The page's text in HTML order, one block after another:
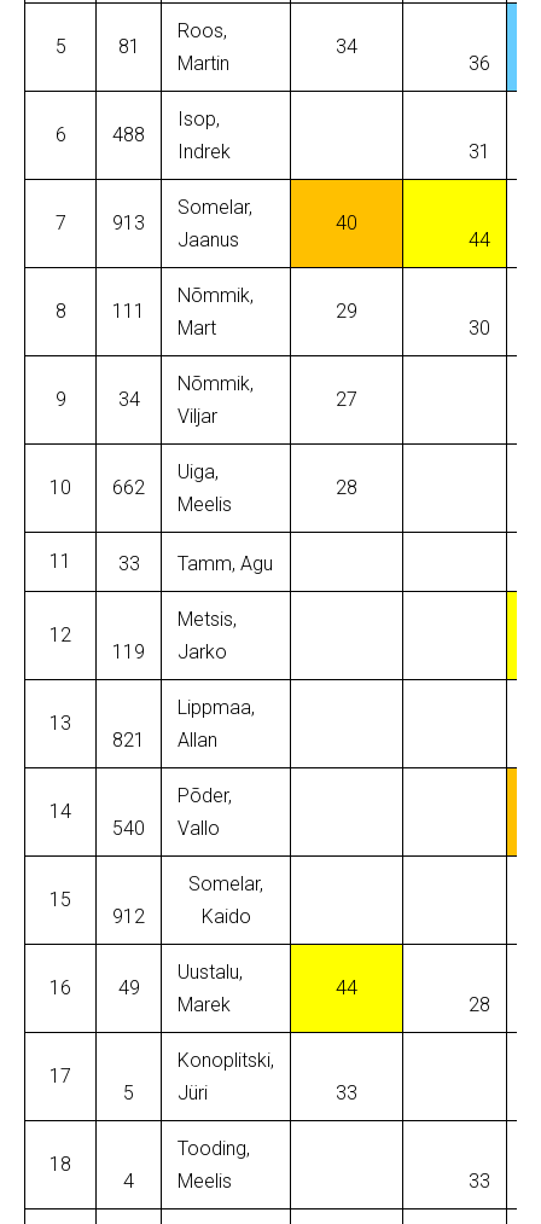
5 81
Roos,
Martin
34
36
6 488
Isop,
Indrek
31
7 913
Somelar,
Jaanus
40
44
8 111
Nõmmik,
Mart
29
30
9 34
Nõmmik,
Viljar
27
10 662
Uiga,
Meelis
28
11 33 Tamm, Agu
12
119
Metsis,
Jarko
13
821
Lippmaa,
Allan
14
540
Põder,
Vallo
15
912
Somelar,
Kaido
16 49
Uustalu,
Marek
44
28
17
5
Konoplitski,
Jüri
33
18
4
Tooding,
Meelis
33